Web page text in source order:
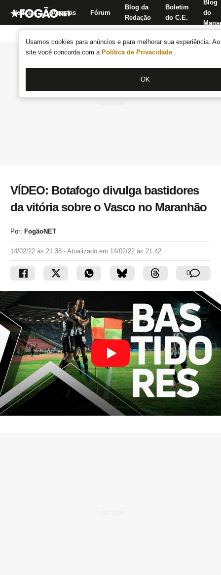
Usamos cookies para anúncios e para melhorar sua experiência.
site você concorda com a Política de Privacidade .
OK
Notícias Apostas Fórum
Blog da
Redação
Boletim
do C.E.
Blog
do
VÍDEO: Botafogo divulga bastidores
da vitória sobre o Vasco no Maranhão
Por: FogãoNET
14/02/22 às 21:38 - Atualizado em 14/02/22 às 21:42
0